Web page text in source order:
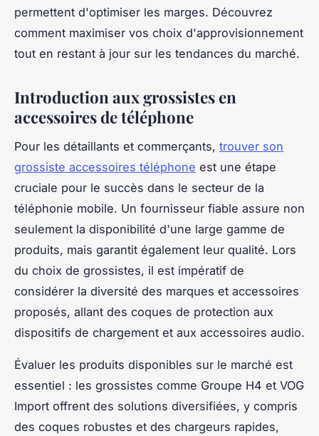
permettent d'optimiser les marges. Découvrez
comment maximiser vos choix d'approvisionnement
tout en restant à jour sur les tendances du marché.
Introduction aux grossistes en
accessoires de téléphone
Pour les détaillants et commerçants, trouver son
grossiste accessoires téléphone est une étape
cruciale pour le succès dans le secteur de la
téléphonie mobile. Un fournisseur fiable assure non
seulement la disponibilité d'une large gamme de
produits, mais garantit également leur qualité. Lors
du choix de grossistes, il est impératif de
considérer la diversité des marques et accessoires
proposés, allant des coques de protection aux
dispositifs de chargement et aux accessoires audio.
Évaluer les produits disponibles sur le marché est
essentiel : les grossistes comme Groupe H4 et VOG
Import offrent des solutions diversifiées, y compris
des coques robustes et des chargeurs rapides,